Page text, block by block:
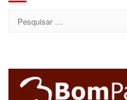
Pesquisar